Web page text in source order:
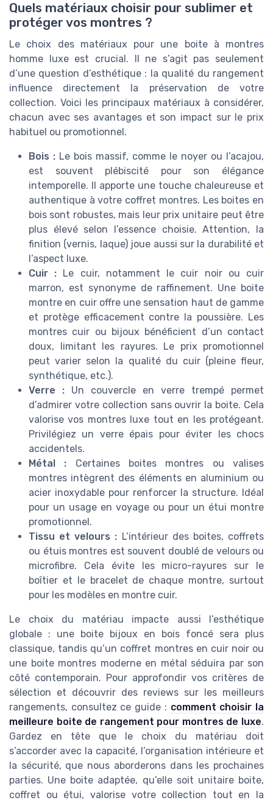
Quels matériaux choisir pour sublimer et
protéger vos montres ?
Le choix des matériaux pour une boite à montres
homme luxe est crucial. Il ne s’agit pas seulement
d’une question d’esthétique : la qualité du rangement
influence directement la préservation de votre
collection. Voici les principaux matériaux à considérer,
chacun avec ses avantages et son impact sur le prix
habituel ou promotionnel.
Bois : Le bois massif, comme le noyer ou l’acajou,
est souvent plébiscité pour son élégance
intemporelle. Il apporte une touche chaleureuse et
authentique à votre coffret montres. Les boites en
bois sont robustes, mais leur prix unitaire peut être
plus élevé selon l’essence choisie. Attention, la
finition (vernis, laque) joue aussi sur la durabilité et
l’aspect luxe.
Cuir : Le cuir, notamment le cuir noir ou cuir
marron, est synonyme de raffinement. Une boite
montre en cuir offre une sensation haut de gamme
et protège efficacement contre la poussière. Les
montres cuir ou bijoux bénéficient d’un contact
doux, limitant les rayures. Le prix promotionnel
peut varier selon la qualité du cuir (pleine fleur,
synthétique, etc.).
Verre : Un couvercle en verre trempé permet
d’admirer votre collection sans ouvrir la boite. Cela
valorise vos montres luxe tout en les protégeant.
Privilégiez un verre épais pour éviter les chocs
accidentels.
Métal : Certaines boites montres ou valises
montres intègrent des éléments en aluminium ou
acier inoxydable pour renforcer la structure. Idéal
pour un usage en voyage ou pour un étui montre
promotionnel.
Tissu et velours : L’intérieur des boites, coffrets
ou étuis montres est souvent doublé de velours ou
microfibre. Cela évite les micro-rayures sur le
boîtier et le bracelet de chaque montre, surtout
pour les modèles en montre cuir.
Le choix du matériau impacte aussi l’esthétique
globale : une boite bijoux en bois foncé sera plus
classique, tandis qu’un coffret montres en cuir noir ou
une boite montres moderne en métal séduira par son
côté contemporain. Pour approfondir vos critères de
sélection et découvrir des reviews sur les meilleurs
rangements, consultez ce guide : comment choisir la
meilleure boite de rangement pour montres de luxe.
Gardez en tête que le choix du matériau doit
s’accorder avec la capacité, l’organisation intérieure et
la sécurité, que nous aborderons dans les prochaines
parties. Une boite adaptée, qu’elle soit unitaire boite,
coffret ou étui, valorise votre collection tout en la